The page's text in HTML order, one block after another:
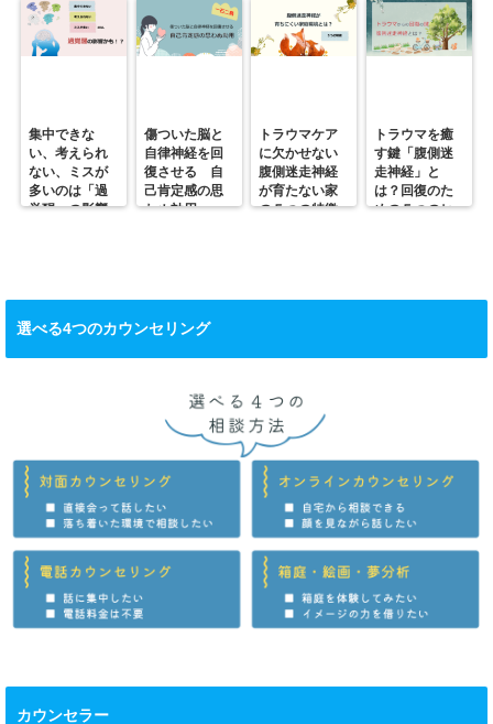
集中できな
い、考えられ
ない、ミスが
多いのは「過
覚醒」の影響
傷ついた脳と
自律神経を回
復させる 自
己肯定感の思
わぬ効用
トラウマケア
に欠かせない
腹側迷走神経
が育たない家
の５つの特徴
トラウマを癒
す鍵「腹側迷
走神経」と
は？回復のた
めの５つのヒ
選べる4つのカウンセリング
カウンセラー